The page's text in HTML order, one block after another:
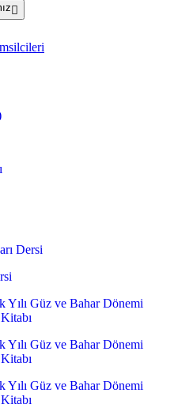
Dersi
Güz ve Bahar Dönemi
Güz ve Bahar Dönemi
Güz ve Bahar Dönemi